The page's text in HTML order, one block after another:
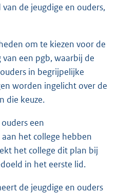
de jeugdige en ouders,
om te kiezen voor de
een pgb, waarbij de
in begrijpelijke
worden ingelicht over de
die keuze.
een
het college hebben
het college dit plan bij
in het eerste lid.
de jeugdige en ouders